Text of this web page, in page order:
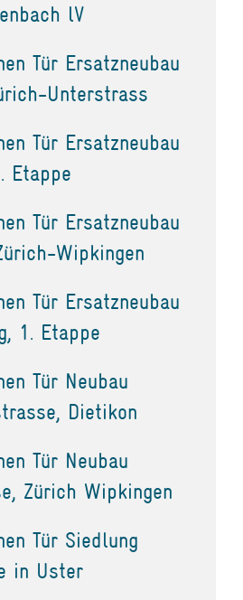
lV
Tür Ersatzneubau
Unterstrass
Tür Ersatzneubau
Etappe
Tür Ersatzneubau
Wipkingen
Tür Ersatzneubau
1. Etappe
Tür Neubau
Dietikon
Tür Neubau
Zürich Wipkingen
Tür Siedlung
in Uster